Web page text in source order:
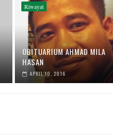
Riwayat
OBITUARIUM AHMAD MILA
HASAN
APRIL 10, 2016